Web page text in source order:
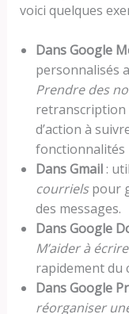
voici quelques
Dans Google
personnalisés
Prendre des
retranscription
d’action à
fonctionnalités
Dans Gmail:
courrielspour
des messages.
Dans Google
M’aider à écrire
rapidement du
Dans Google
réorganiser